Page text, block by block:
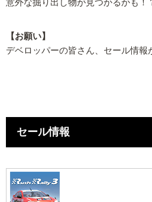
意外な掘り出し物が見つかるかも！
【お願い】
デベロッパーの皆さん、セール情報
セール情報